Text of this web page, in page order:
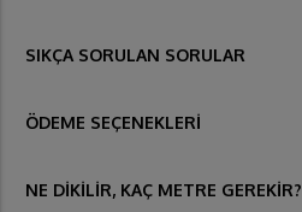
SIKÇA SORULAN SORULAR
ÖDEME SEÇENEKLERİ
NE DİKİLİR, KAÇ METRE GEREKİR?